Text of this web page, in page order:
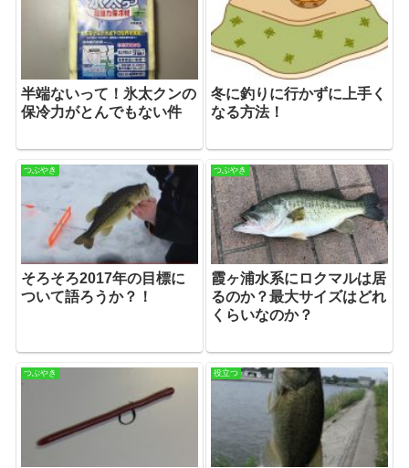
半端ないって！氷太クンの
保冷力がとんでもない件
冬に釣りに行かずに上手く
なる方法！
つぶやき
そろそろ2017年の目標に
ついて語ろうか？！
つぶやき
霞ヶ浦水系にロクマルは居
るのか？最大サイズはどれ
くらいなのか？
つぶやき 役立つ